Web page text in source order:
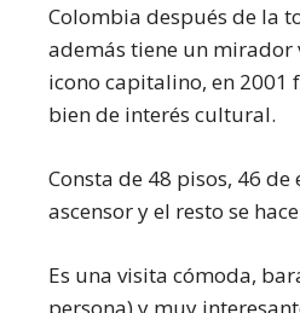
Colombia después de la
además tiene un mirador
icono capitalino, en 2001
bien de interés cultural.
Consta de 48 pisos, 46 de
ascensor y el resto se
Es una visita cómoda,
persona) y muy